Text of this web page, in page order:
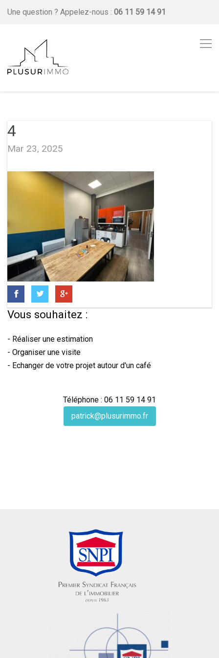
Une question ? Appelez-nous : 06 11 59 14 91
4
Mar 23, 2025
Vous souhaitez :
- Réaliser une estimation
- Organiser une visite
- Echanger de votre projet autour d'un café
Téléphone : 06 11 59 14 91
patrick@plusurimmo.fr